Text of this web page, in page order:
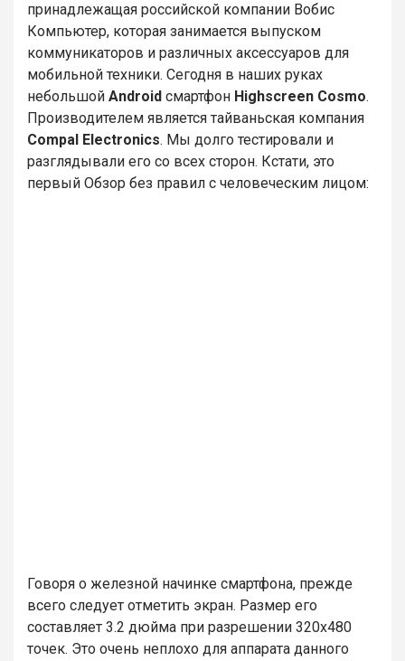
принадлежащая российской компании Вобис
Компьютер, которая занимается выпуском
коммуникаторов и различных аксессуаров для
мобильной техники. Сегодня в наших руках
небольшой Android смартфон Highscreen Cosmo.
Производителем является тайваньская компания
Compal Electronics. Мы долго тестировали и
разглядывали его со всех сторон. Кстати, это
первый Обзор без правил с человеческим лицом:
Говоря о железной начинке смартфона, прежде
всего следует отметить экран. Размер его
составляет 3.2 дюйма при разрешении 320х480
точек. Это очень неплохо для аппарата данного